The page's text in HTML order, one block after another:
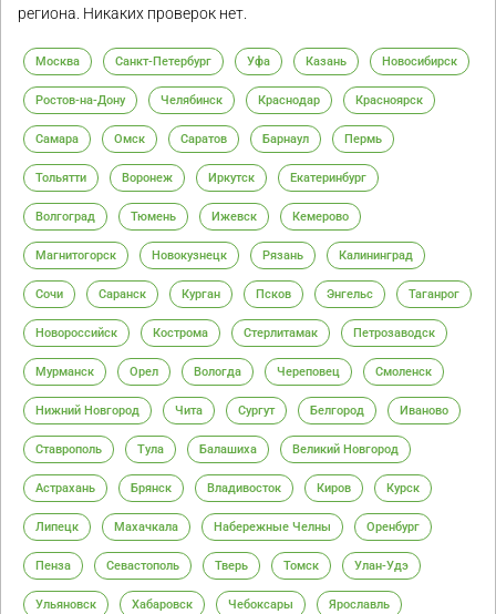
региона. Никаких проверок нет.
Москва Санкт-Петербург Уфа Казань Новосибирск
Ростов-на-Дону Челябинск Краснодар Красноярск
Самара Омск Саратов Барнаул Пермь
Тольятти Воронеж Иркутск Екатеринбург
Волгоград Тюмень Ижевск Кемерово
Магнитогорск Новокузнецк Рязань Калининград
Сочи Саранск Курган Псков Энгельс Таганрог
Новороссийск Кострома Стерлитамак Петрозаводск
Мурманск Орел Вологда Череповец Смоленск
Нижний Новгород Чита Сургут Белгород Иваново
Ставрополь Тула Балашиха Великий Новгород
Астрахань Брянск Владивосток Киров Курск
Липецк Махачкала Набережные Челны Оренбург
Пенза Севастополь Тверь Томск Улан-Удэ
Ульяновск Хабаровск Чебоксары Ярославль